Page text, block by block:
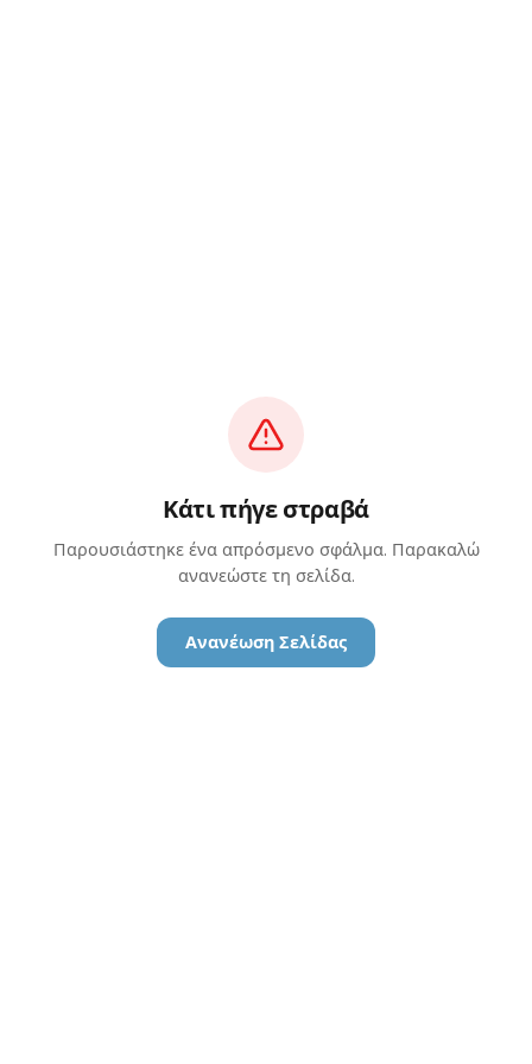
Κάτι πήγε στραβά
Παρουσιάστηκε ένα απρόσμενο σφάλμα. Παρακαλώ
ανανεώστε τη σελίδα.
Ανανέωση Σελίδας